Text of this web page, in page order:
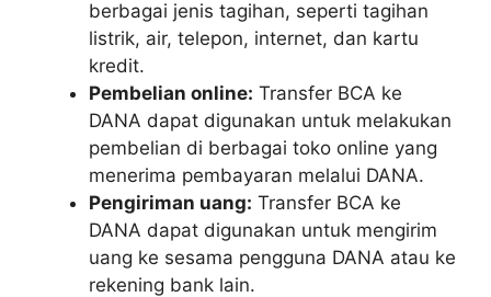
berbagai jenis tagihan, seperti tagihan
listrik, air, telepon, internet, dan kartu
kredit.
Pembelian online: Transfer BCA ke
DANA dapat digunakan untuk melakukan
pembelian di berbagai toko online yang
menerima pembayaran melalui DANA.
Pengiriman uang: Transfer BCA ke
DANA dapat digunakan untuk mengirim
uang ke sesama pengguna DANA atau ke
rekening bank lain.